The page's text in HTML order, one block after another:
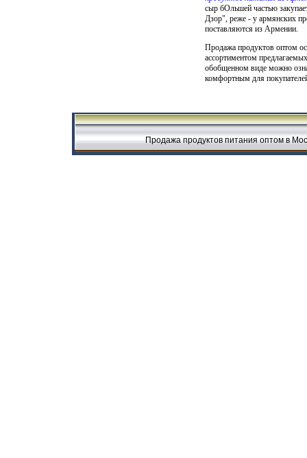
сыр бОльшей частью
Дзор", реже - у армянских
поставляются из Армении.
Продажа продуктов оптом
ассортиментом
обобщенном виде можно
комфортным для
Продажа продуктов питания оптом в